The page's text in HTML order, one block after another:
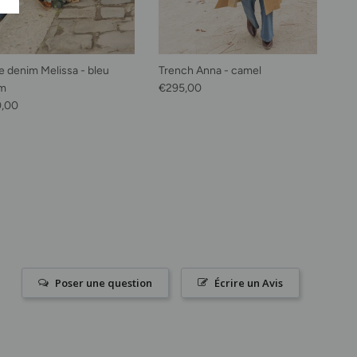
denim Melissa - bleu
Trench Anna - camel
Prix habituel
€295,00
Écrire un Avis
Poser une question